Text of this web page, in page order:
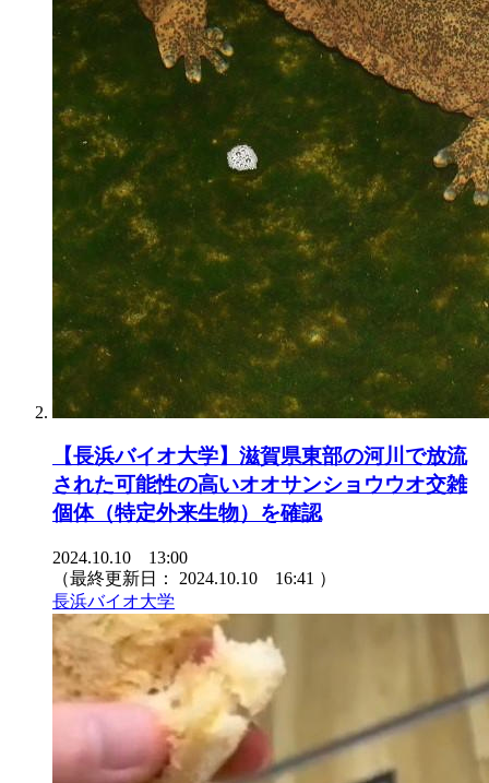
【長浜バイオ大学】滋賀県東部の河川で放流
された可能性の高いオオサンショウウオ交雑
個体（特定外来生物）を確認
2024.10.10 13:00
（最終更新日： 2024.10.10 16:41 ）
長浜バイオ大学